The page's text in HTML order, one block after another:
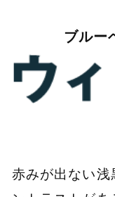
ブルー
赤みが出ない浅